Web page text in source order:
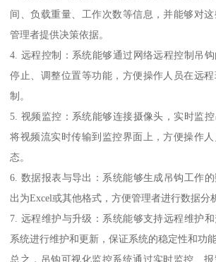
间、负载重量、工作次数等信息，并能够对
管理者提供决策依据。
4. 远程控制：系统能够通过网络远程控制吊钩
停止、调整位置等功能，方便操作人员在远
制。
5. 视频监控：系统能够连接摄像头，实时监
将视频流实时传输到监控界面上，方便操作
态。
6. 数据报表与导出：系统能够生成吊钩工作
出为Excel或其他格式，方便管理者进行数据分
7. 远程维护与升级：系统能够支持远程维护
系统进行维护和更新，保证系统的稳定性和功能
总之，吊钩可视化监控系统通过实时监控、